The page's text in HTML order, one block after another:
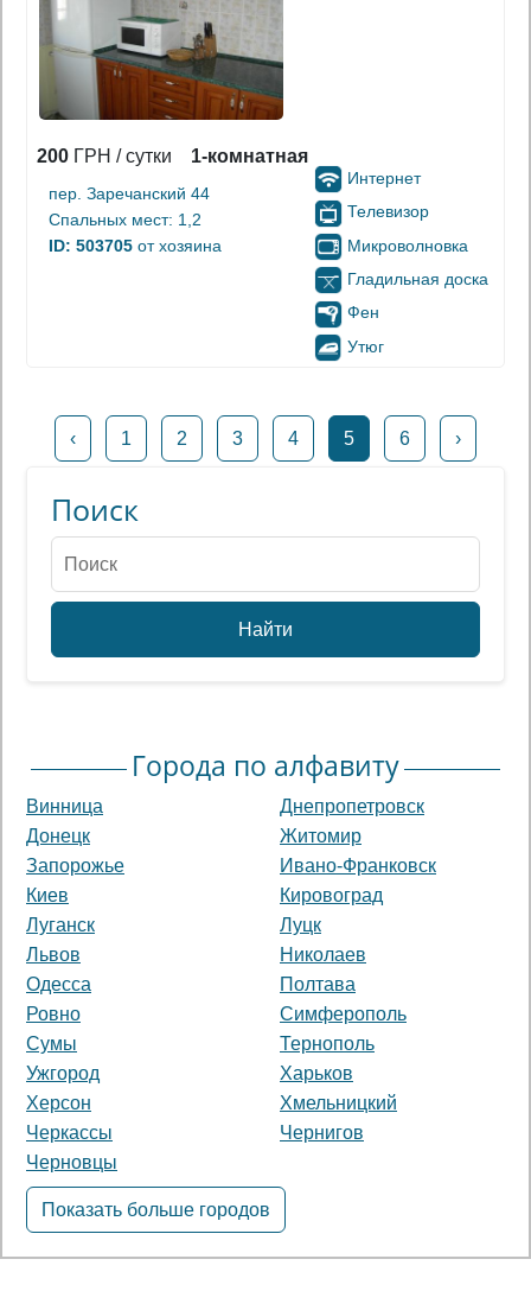
200 ГРН / сутки 1-комнатная
пер. Заречанский 44
Спальных мест: 1,2
ID: 503705 от хозяина
Интернет
Телевизор
Микроволновка
Гладильная доска
Фен
Утюг
‹ 1 2 3 4 5 6 ›
Поиск
Найти
Города по алфавиту
Винница
Днепропетровск
Донецк
Житомир
Запорожье
Ивано-Франковск
Киев
Кировоград
Луганск
Луцк
Львов
Николаев
Одесса
Полтава
Ровно
Симферополь
Сумы
Тернополь
Ужгород
Харьков
Херсон
Хмельницкий
Черкассы
Чернигов
Черновцы
Показать больше городов